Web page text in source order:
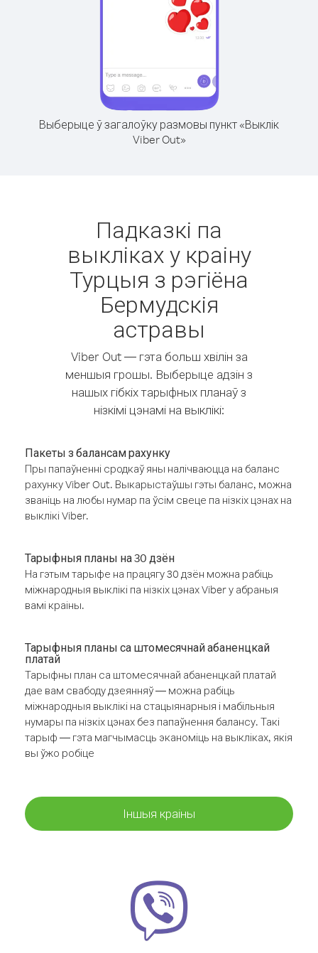
Выберыце ў загалоўку размовы пункт «Выклік
Viber Out»
Падказкі па
выкліках у краіну
Турцыя з рэгіёна
Бермудскія
астравы
Viber Out — гэта больш хвілін за
меншыя грошы. Выберыце адзін з
нашых гібкіх тарыфных планаў з
нізкімі цэнамі на выклікі:
Пакеты з балансам рахунку
Пры папаўненні сродкаў яны налічваюцца на баланс
рахунку Viber Out. Выкарыстаўшы гэты баланс, можна
званіць на любы нумар па ўсім свеце па нізкіх цэнах на
выклікі Viber.
Тарыфныя планы на 30 дзён
На гэтым тарыфе на працягу 30 дзён можна рабіць
міжнародныя выклікі па нізкіх цэнах Viber у абраныя
вамі краіны.
Тарыфныя планы са штомесячнай абаненцкай
платай
Тарыфны план са штомесячнай абаненцкай платай
дае вам свабоду дзеянняў — можна рабіць
міжнародныя выклікі на стацыянарныя і мабільныя
нумары па нізкіх цэнах без папаўнення балансу. Такі
тарыф — гэта магчымасць эканоміць на выкліках, якія
вы ўжо робіце
Іншыя краіны